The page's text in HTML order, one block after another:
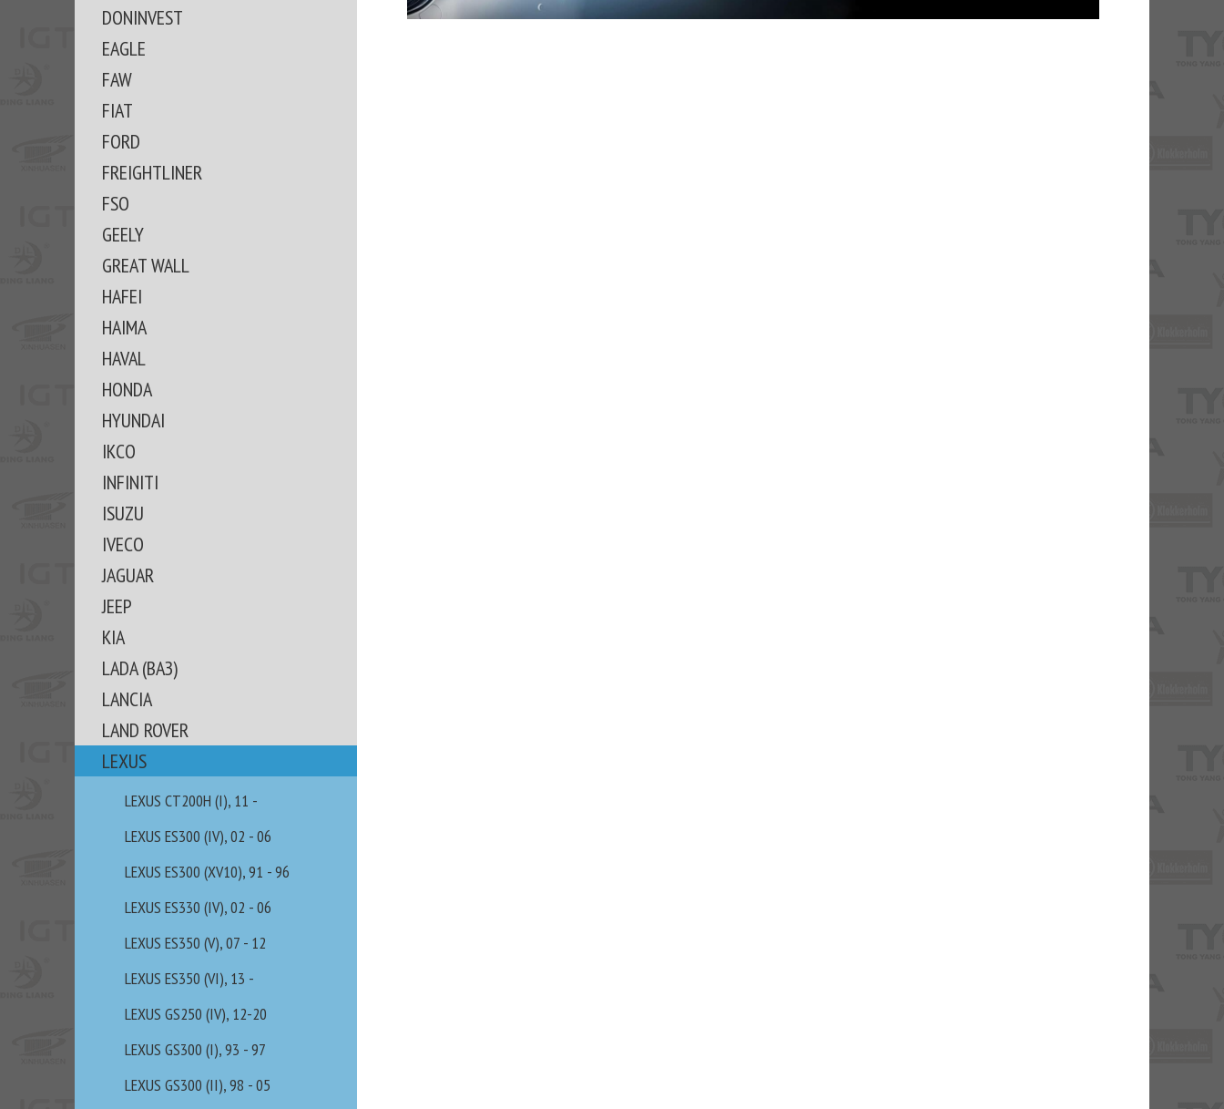
DONINVEST
EAGLE
FAW
FIAT
FORD
FREIGHTLINER
FSO
GEELY
GREAT WALL
HAFEI
HAIMA
HAVAL
HONDA
HYUNDAI
IKCO
INFINITI
ISUZU
IVECO
JAGUAR
JEEP
KIA
LADA (ВАЗ)
LANCIA
LAND ROVER
LEXUS
LEXUS CT200H (I), 11 -
LEXUS ES300 (IV), 02 - 06
LEXUS ES300 (XV10), 91 - 96
LEXUS ES330 (IV), 02 - 06
LEXUS ES350 (V), 07 - 12
LEXUS ES350 (VI), 13 -
LEXUS GS250 (IV), 12-20
LEXUS GS300 (I), 93 - 97
LEXUS GS300 (II), 98 - 05